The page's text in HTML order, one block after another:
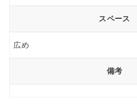
スペース
広め
備考